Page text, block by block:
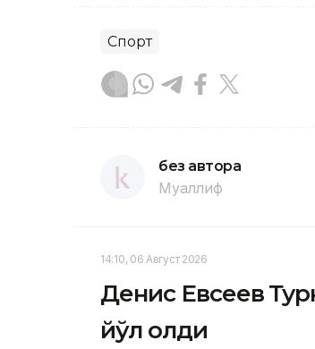
Спорт
без автора
Муаллиф
14:10, 06 Август 2026
Денис Евсеев
йўл олди